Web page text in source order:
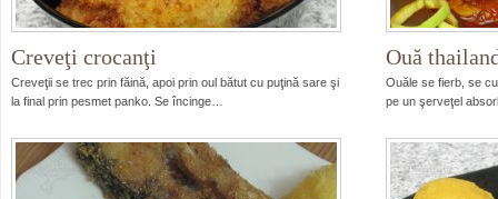
Creveţi crocanţi
Creveţii se trec prin făină, apoi prin oul bătut cu puţină sare şi
la final prin pesmet panko. Se încinge…
Ouă
Ouăle se fierb, se
pe un şerveţel